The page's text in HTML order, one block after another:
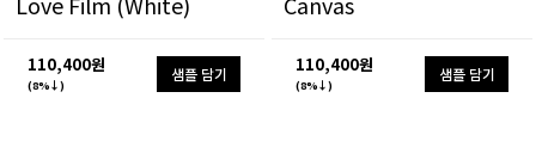
110,400원
(8%↓)
샘플 담기 110,400원
(8%↓)
샘플 담기